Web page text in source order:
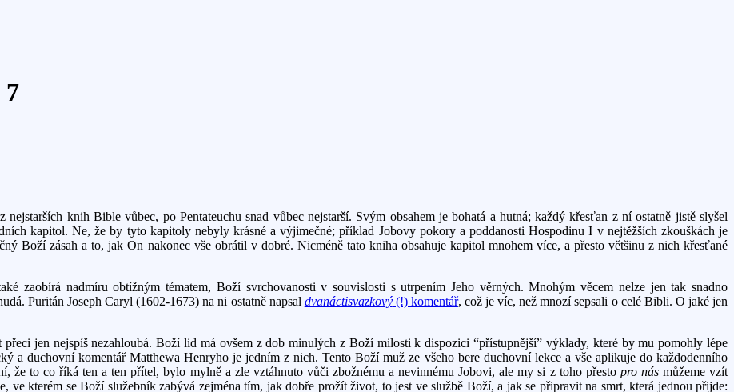
knih Bible vůbec, po Pentateuchu snad vůbec nejstarší. Svým obsahem je bohatá a hutná; každý křesťan z ní ostatně jistě slyšel
kapitol. Ne, že by tyto kapitoly nebyly krásné a výjimečné; příklad Jobovy pokory a poddanosti Hospodinu I v nejtěžších zkouškách je
Boží zásah a to, jak On nakonec vše obrátil v dobré. Nicméně tato kniha obsahuje kapitol mnohem více, a přesto většinu z nich křesťané
zaobírá nadmíru obtížným tématem, Boží svrchovanosti v souvislosti s utrpením Jeho věrných. Mnohým věcem nelze jen tak snadno
Puritán Joseph Caryl (1602-1673) na ni ostatně napsal dvanáctisvazkový(!) komentář, což je víc, než mnozí sepsali o celé Bibli. O jaké jen
jen nejspíš nezahloubá. Boží lid má ovšem z dob minulých z Boží milosti k dispozici “přístupnější” výklady, které by mu pomohly lépe
a duchovní komentář Matthewa Henryho je jedním z nich. Tento Boží muž ze všeho bere duchovní lekce a vše aplikuje do každodenního
že to co říká ten a ten přítel, bylo mylně a zle vztáhnuto vůči zbožnému a nevinnému Jobovi, ale my si z toho přesto pro násmůžeme vzít
ve kterém se Boží služebník zabývá zejména tím, jak dobře prožít život, to jest ve službě Boží, a jak se připravit na smrt, která jednou přijde: